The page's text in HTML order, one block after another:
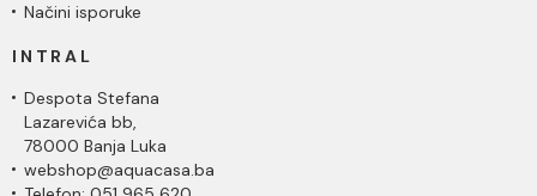
Načini isporuke
INTRAL
Despota Stefana
Lazarevića bb,
78000 Banja Luka
webshop@aquacasa.ba